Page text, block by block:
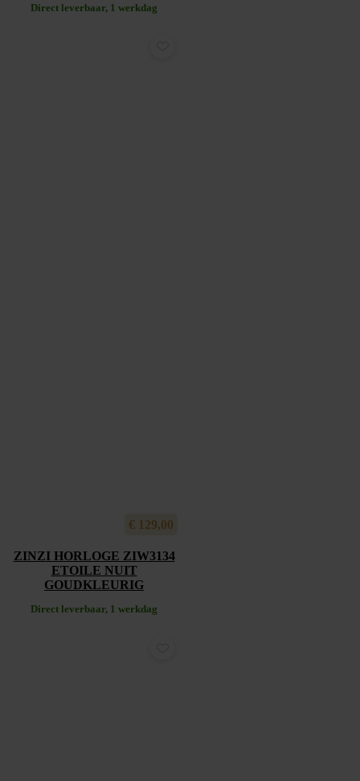
Direct leverbaar, 1 werkdag
€ 129,00
ZINZI HORLOGE ZIW3134
ETOILE NUIT
GOUDKLEURIG
Direct leverbaar, 1 werkdag